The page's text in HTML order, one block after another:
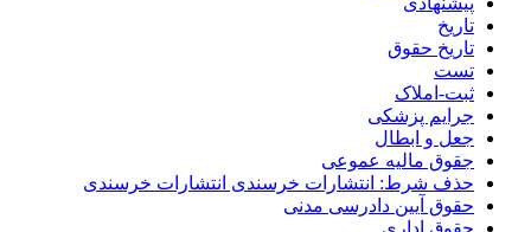
تاریخ
تاریخ حقوق
تست
ثبت-املاک
جرایم پزشکی
جعل و ابطال
جقوق مالیه عموعی
حذف شرط: انتشارات خرسندی انتشارات خرسندی
حقوق آیین دادرسی مدنی